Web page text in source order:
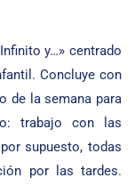
y…» centrado
Concluye con
de la semana para
trabajo con las
supuesto, todas
por las tardes.